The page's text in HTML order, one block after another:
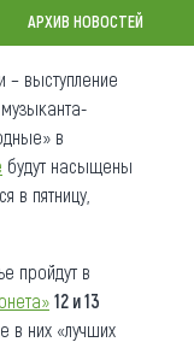
АРХИВ НОВОСТЕЙ
– выступление
в
будут насыщены
в пятницу,
пройдут в
12 и 13
в них «лучших